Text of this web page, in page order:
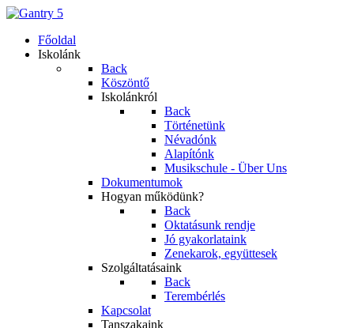
Főoldal
Iskolánk
Back
Köszöntő
Iskolánkról
Back
Történetünk
Névadónk
Alapítónk
Musikschule - Über Uns
Dokumentumok
Hogyan működünk?
Back
Oktatásunk rendje
Jó gyakorlataink
Zenekarok, együttesek
Szolgáltatásaink
Back
Terembérlés
Kapcsolat
Tanszakaink